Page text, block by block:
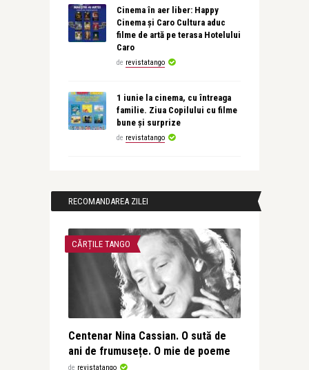
Cinema în aer liber: Happy
Cinema și Caro Cultura aduc
filme de artă pe terasa Hotelului
Caro
de revistatango
1 iunie la cinema, cu întreaga
familie. Ziua Copilului cu filme
bune și surprize
de revistatango
RECOMANDAREA ZILEI
CĂRȚILE TANGO
Centenar Nina Cassian. O sută de
ani de frumusețe. O mie de poeme
de revistatango